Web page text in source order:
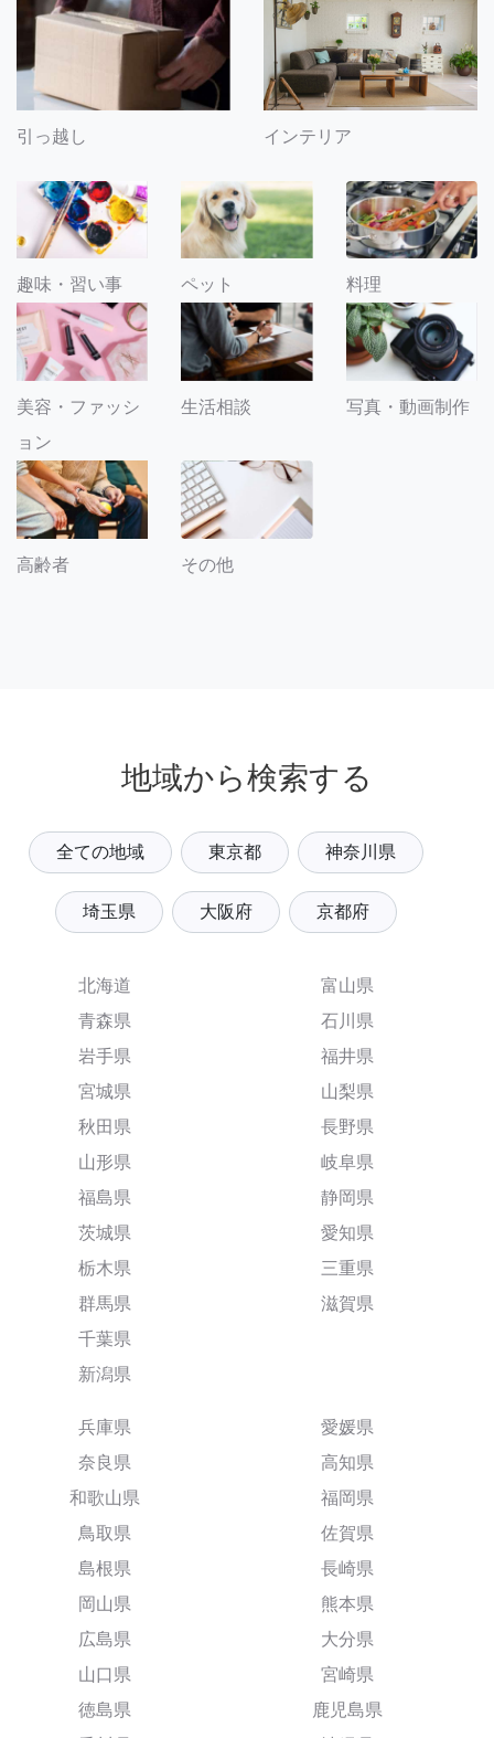
引っ越し インテリア
趣味・習い事 ペット 料理
美容・ファッシ
ョン
生活相談 写真・動画制作
高齢者 その他
地域から検索する
全ての地域 東京都 神奈川県
埼玉県 大阪府 京都府
北海道
青森県
岩手県
宮城県
秋田県
山形県
福島県
茨城県
栃木県
群馬県
千葉県
新潟県
富山県
石川県
福井県
山梨県
長野県
岐阜県
静岡県
愛知県
三重県
滋賀県
兵庫県
奈良県
和歌山県
鳥取県
島根県
岡山県
広島県
山口県
徳島県
愛媛県
高知県
福岡県
佐賀県
長崎県
熊本県
大分県
宮崎県
鹿児島県